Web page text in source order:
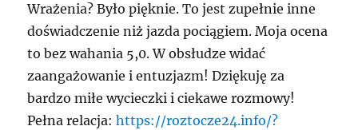
Wrażenia? Było pięknie. To jest zupełnie inne
doświadczenie niż jazda pociągiem. Moja ocena
to bez wahania 5,0. W obsłudze widać
zaangażowanie i entuzjazm! Dziękuję za
bardzo miłe wycieczki i ciekawe rozmowy!
Pełna relacja:https://roztocze24.info/?